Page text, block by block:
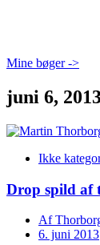
Mine bøger ->
juni 6,
Ikke
Drop spild af
Af
6. juni 2013